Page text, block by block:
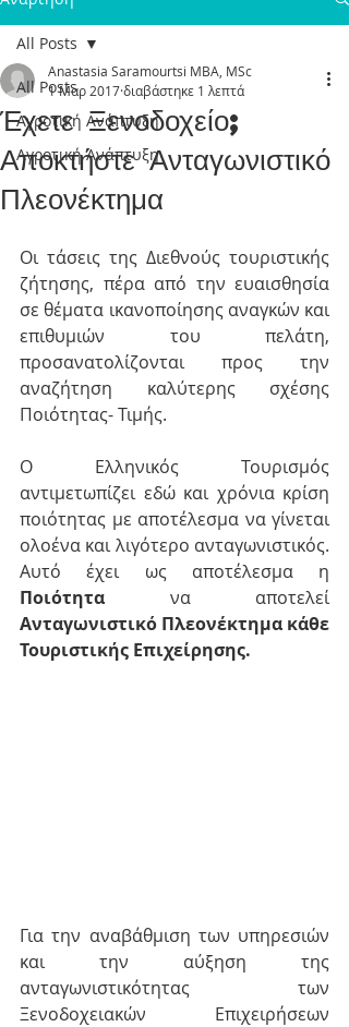
All Posts
Αγροτική Ανάπτυξη
Αγροτική Ανάπτυξη
All Posts
Έχετε Ξενοδοχείο;
Αποκτήστε Ανταγωνιστικό
Πλεονέκτημα
Anastasia Saramourtsi MBA, MSc
1 Μαρ 2017διαβάστηκε 1 λεπτά
Οι τάσεις της Διεθνούς τουριστικής
ζήτησης, πέρα από την ευαισθησία
σε θέματα ικανοποίησης αναγκών και
επιθυμιών του πελάτη,
προσανατολίζονται προς την
αναζήτηση καλύτερης σχέσης
Ποιότητας- Τιμής.
Ο Ελληνικός Τουρισμός
αντιμετωπίζει εδώ και χρόνια κρίση
ποιότητας με αποτέλεσμα να γίνεται
ολοένα και λιγότερο ανταγωνιστικός.
Ποιότητα
να αποτελεί
Ανταγωνιστικό Πλεονέκτημα κάθε
Τουριστικής Επιχείρησης.
Για την αναβάθμιση των υπηρεσιών
και την αύξηση της
ανταγωνιστικότητας των
Ξενοδοχειακών Επιχειρήσεων